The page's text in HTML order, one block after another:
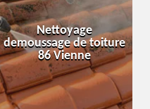
Nettoyage
demoussage de toiture
86 Vienne